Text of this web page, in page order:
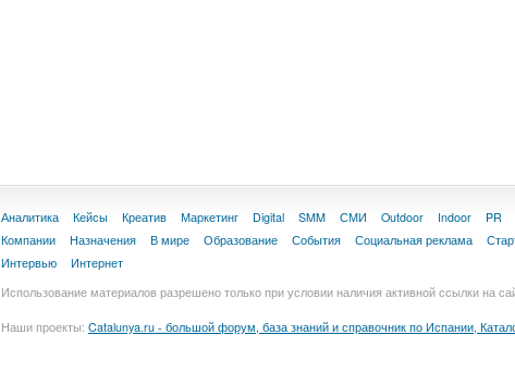
Аналитика Кейсы Креатив Маркетинг Digital SMM СМИ Outdoor Indoor PR
Компании
Назначения В мире Образование События Социальная реклама
Интервью
Интернет
Использование материалов разрешено только при условии наличия активной ссылки на
Наши проекты: Catalunya.ru - большой форум, база знаний и справочник по Испании,